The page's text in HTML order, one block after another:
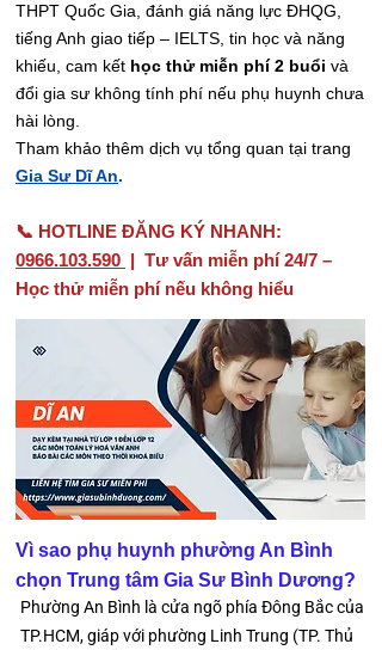
THPT Quốc Gia, đánh giá năng lực ĐHQG,
tiếng Anh giao tiếp – IELTS, tin học và năng
khiếu, cam kết học thử miễn phí 2 buổi và
đổi gia sư không tính phí nếu phụ huynh chưa
hài lòng.
Tham khảo thêm dịch vụ tổng quan tại trang
Gia Sư Dĩ An.
📞 HOTLINE ĐĂNG KÝ NHANH:
0966.103.590 | Tư vấn miễn phí 24/7 –
Học thử miễn phí nếu không hiểu
Vì sao phụ huynh phường An Bình
chọn Trung tâm Gia Sư Bình Dương?
Phường An Bình là cửa ngõ phía Đông Bắc của
TP.HCM, giáp với phường Linh Trung (TP. Thủ